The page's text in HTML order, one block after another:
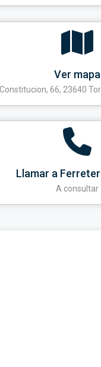
Ver mapa
66, 23640
Llamar a
A consultar